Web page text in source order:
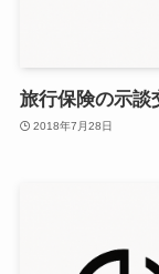
旅行保険の示談
2018年7月28日